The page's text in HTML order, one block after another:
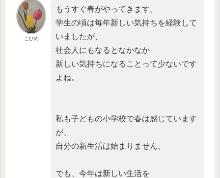
こひめ
もうすぐ春がやってきます。
学生の頃は毎年新しい気持ちを経験して
いましたが、
社会人にもなるとなかなか
新しい気持ちになることって少ないです
よね。
私も子どもの小学校で春は感じています
が、
自分の新生活は始まりません。
でも、今年は新しい生活を